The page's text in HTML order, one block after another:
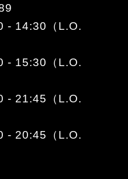
14:30（L.O.
（L.O.
- 21:45（L.O.
（L.O.